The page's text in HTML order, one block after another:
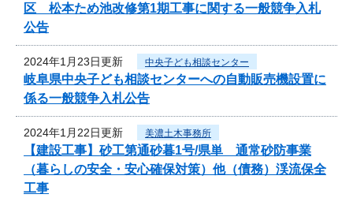
区 松本ため池改修第1期工事に関する一般競争入札
公告
2024年1月23日更新 中央子ども相談センター
岐阜県中央子ども相談センターへの自動販売機設置に
係る一般競争入札公告
2024年1月22日更新 美濃土木事務所
【建設工事】砂工第通砂暮1号/県単 通常砂防事業
（暮らしの安全・安心確保対策）他（債務）渓流保全
工事